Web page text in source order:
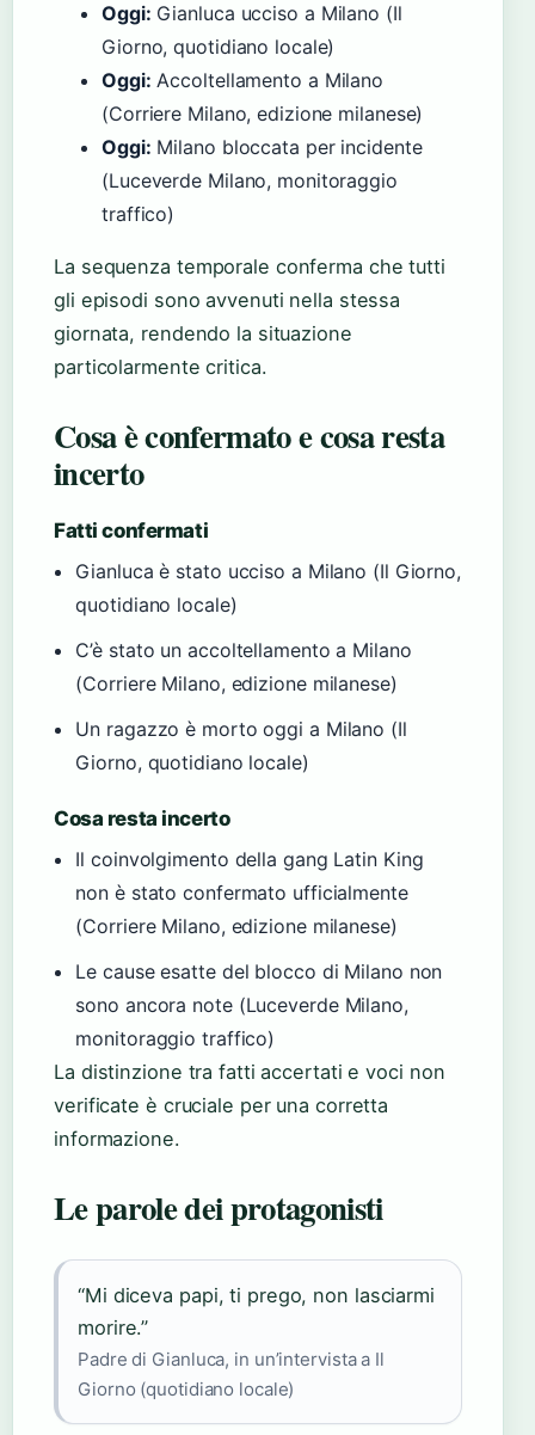
Oggi: Gianluca ucciso a Milano (Il
Giorno, quotidiano locale)
Oggi: Accoltellamento a Milano
(Corriere Milano, edizione milanese)
Oggi: Milano bloccata per incidente
(Luceverde Milano, monitoraggio
traffico)
La sequenza temporale conferma che tutti
gli episodi sono avvenuti nella stessa
giornata, rendendo la situazione
particolarmente critica.
Cosa è confermato e cosa resta
incerto
Fatti confermati
Gianluca è stato ucciso a Milano (Il Giorno,
quotidiano locale)
C’è stato un accoltellamento a Milano
(Corriere Milano, edizione milanese)
Un ragazzo è morto oggi a Milano (Il
Giorno, quotidiano locale)
Cosa resta incerto
Il coinvolgimento della gang Latin King
non è stato confermato ufficialmente
(Corriere Milano, edizione milanese)
Le cause esatte del blocco di Milano non
sono ancora note (Luceverde Milano,
monitoraggio traffico)
La distinzione tra fatti accertati e voci non
verificate è cruciale per una corretta
informazione.
Le parole dei protagonisti
“Mi diceva papi, ti prego, non lasciarmi
morire.”
Padre di Gianluca, in un’intervista a Il
Giorno (quotidiano locale)